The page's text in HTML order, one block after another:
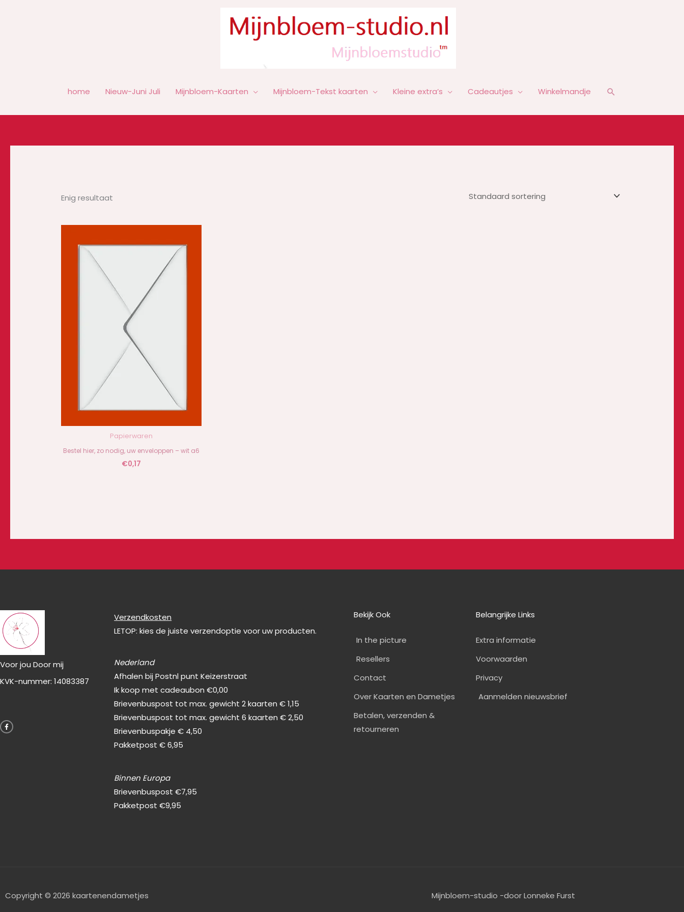
home Nieuw-Juni Juli Mijnbloem-Kaarten Mijnbloem-Tekst kaarten Kleine extra’s Cadeautjes Winkelmandje Zoeken
Enig resultaat
Papierwaren
Bestel hier, zo nodig, uw enveloppen – wit a6
€0,17
Voor jou Door mij
KVK-nummer: 14083387
a
c
e
Verzendkosten
LETOP: kies de juiste verzendoptie voor uw producten.
Nederland
Afhalen bij Postnl punt Keizerstraat
Ik koop met cadeaubon €0,00
Brievenbuspost tot max. gewicht 2 kaarten € 1,15
Brievenbuspost tot max. gewicht 6 kaarten € 2,50
Brievenbuspakje € 4,50
Pakketpost € 6,95
Binnen Europa
Brievenbuspost €7,95
Pakketpost €9,95
Bekijk Ook
In the picture
Resellers
Contact
Over Kaarten en Dametjes
Betalen, verzenden &
retourneren
Belangrijke Links
Extra informatie
Voorwaarden
Privacy
Aanmelden nieuwsbrief
Copyright © 2026 kaartenendametjes Mijnbloem-studio -door Lonneke Furst